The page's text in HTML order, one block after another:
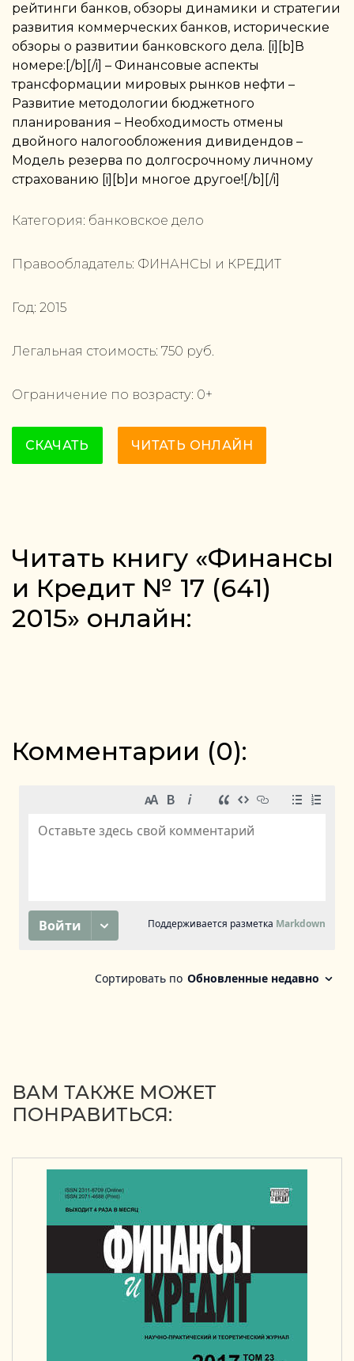
рейтинги банков, обзоры динамики и стратегии
развития коммерческих банков, исторические
обзоры о развитии банковского дела. [i][b]В
номере:[/b][/i] – Финансовые аспекты
трансформации мировых рынков нефти –
Развитие методологии бюджетного
планирования – Необходимость отмены
двойного налогообложения дивидендов –
Модель резерва по долгосрочному личному
страхованию [i][b]и многое другое![/b][/i]
Категория: банковское дело
Правообладатель: ФИНАНСЫ и КРЕДИТ
Год: 2015
Легальная стоимость: 750 руб.
Ограничение по возрасту: 0+
СКАЧАТЬ ЧИТАТЬ ОНЛАЙН
Читать книгу «Финансы
и Кредит № 17 (641)
2015» онлайн:
Комментарии (0):
ВАМ ТАКЖЕ МОЖЕТ
ПОНРАВИТЬСЯ: